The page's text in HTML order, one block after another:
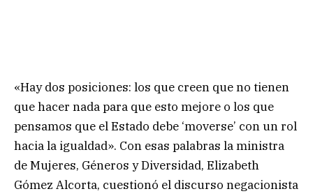
«Hay dos posiciones: los que creen que no tienen
que hacer nada para que esto mejore o los que
pensamos que el Estado debe ‘moverse’ con un rol
hacia la igualdad». Con esas palabras la ministra
de Mujeres, Géneros y Diversidad, Elizabeth
Gómez Alcorta, cuestionó el discurso negacionista